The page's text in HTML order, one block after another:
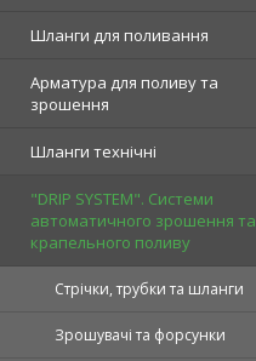
Шланги для поливання
Арматура для поливу та
зрошення
Шланги технічні
"DRIP SYSTEM". Системи
автоматичного зрошення та
крапельного поливу
Стрічки, трубки та шланги
Зрошувачі та форсунки